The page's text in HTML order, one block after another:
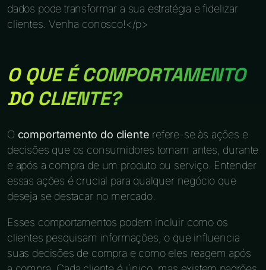
dados pode transformar a sua estratégia e fidelizar
clientes. Venha conosco!</p>
O QUE É COMPORTAMENTO
DO CLIENTE?
O comportamento do cliente refere-se às ações e
decisões que os consumidores tomam antes, durante
e após a compra de um produto ou serviço. Entender
essas ações é crucial para qualquer negócio que
deseja se destacar no mercado.
Esses comportamentos podem incluir como os
clientes pesquisam informações, o que influencia
suas decisões de compra e como eles reagem após